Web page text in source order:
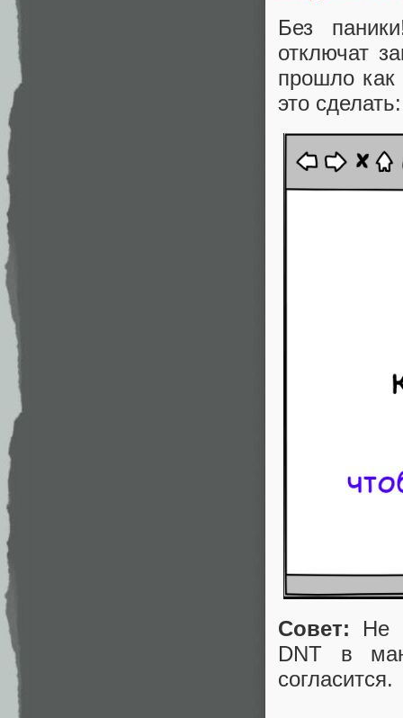
Без
отключат
прошло как
это сделать:
Совет: Не
DNT в
согласится.